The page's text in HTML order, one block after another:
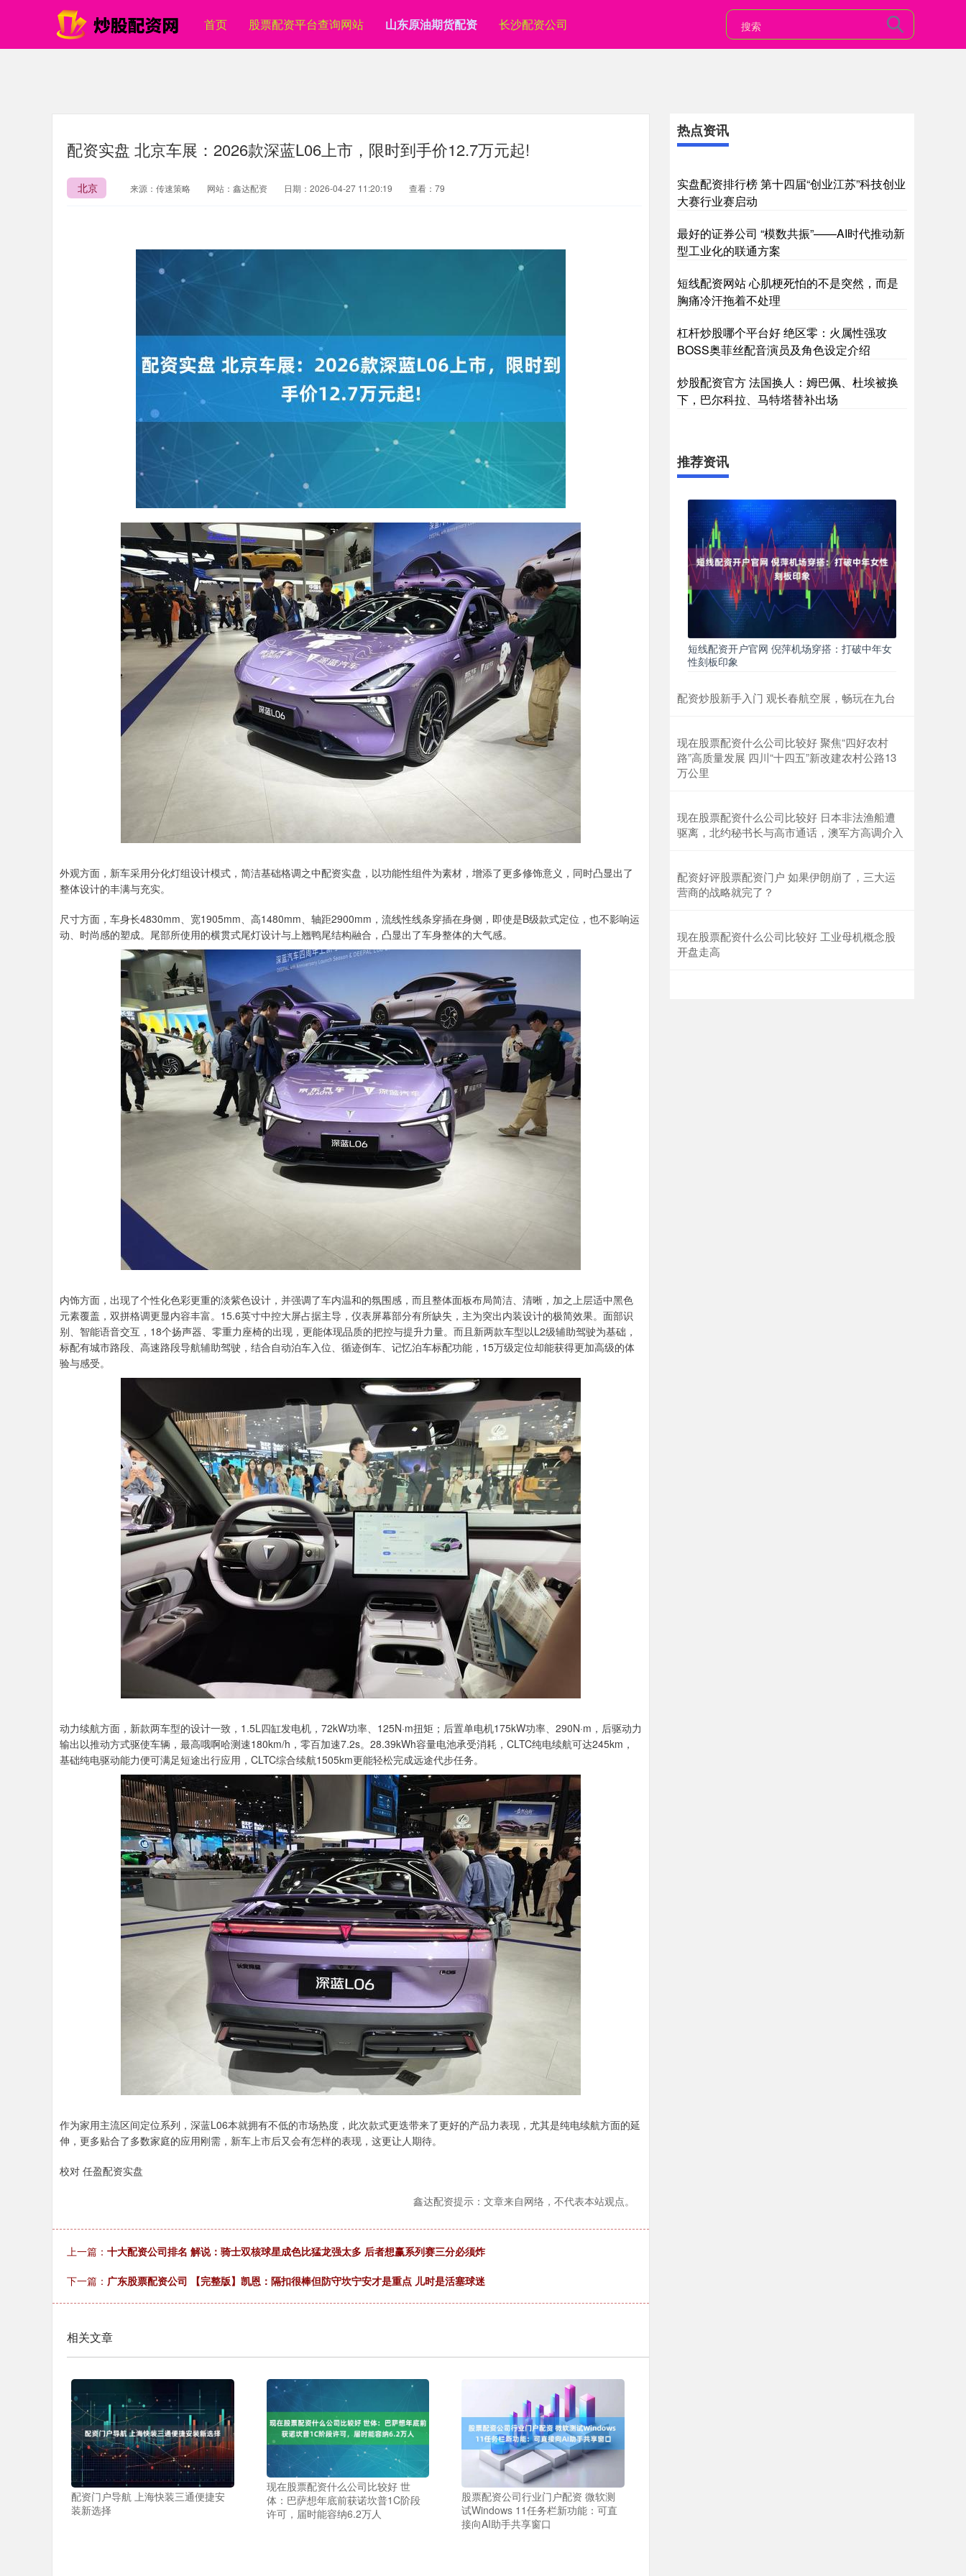
首页 股票配资平台查询网站 山东原油期货配资 长沙配资公司
配资实盘 北京车展：2026款深蓝L06上市，限时到手价12.7万元起!
北京 来源：传速策略 网站：鑫达配资 日期：2026-04-27 11:20:19 查看：79
外观方面，新车采用分化灯组设计模式，简洁基础格调之中配资实盘，以功能性组件为素材，增添了更多修饰意义，同时凸显出了
整体设计的丰满与充实。
尺寸方面，车身长4830mm、宽1905mm、高1480mm、轴距2900mm，流线性线条穿插在身侧，即使是B级款式定位，也不影响运
动、时尚感的塑成。尾部所使用的横贯式尾灯设计与上翘鸭尾结构融合，凸显出了车身整体的大气感。
内饰方面，出现了个性化色彩更重的淡紫色设计，并强调了车内温和的氛围感，而且整体面板布局简洁、清晰，加之上层适中黑色
元素覆盖，双拼格调更显内容丰富。15.6英寸中控大屏占据主导，仪表屏幕部分有所缺失，主为突出内装设计的极简效果。面部识
别、智能语音交互，18个扬声器、零重力座椅的出现，更能体现品质的把控与提升力量。而且新两款车型以L2级辅助驾驶为基础，
标配有城市路段、高速路段导航辅助驾驶，结合自动泊车入位、循迹倒车、记忆泊车标配功能，15万级定位却能获得更加高级的体
验与感受。
动力续航方面，新款两车型的设计一致，1.5L四缸发电机，72kW功率、125N·m扭矩；后置单电机175kW功率、290N·m，后驱动力
输出以推动方式驱使车辆，最高哦啊哈测速180km/h，零百加速7.2s。28.39kWh容量电池承受消耗，CLTC纯电续航可达245km，
基础纯电驱动能力便可满足短途出行应用，CLTC综合续航1505km更能轻松完成远途代步任务。
作为家用主流区间定位系列，深蓝L06本就拥有不低的市场热度，此次款式更迭带来了更好的产品力表现，尤其是纯电续航方面的延
伸，更多贴合了多数家庭的应用刚需，新车上市后又会有怎样的表现，这更让人期待。
校对 任盈配资实盘
鑫达配资提示：文章来自网络，不代表本站观点。
上一篇： 十大配资公司排名 解说：骑士双核球星成色比猛龙强太多 后者想赢系列赛三分必须炸
下一篇： 广东股票配资公司 【完整版】凯恩：隔扣很棒但防守坎宁安才是重点 儿时是活塞球迷
相关文章
配资门户导航 上海快装三通便捷安
装新选择
现在股票配资什么公司比较好 世
体：巴萨想年底前获诺坎普1C阶段
许可，届时能容纳6.2万人
股票配资公司行业门户配资 微软测
试Windows 11任务栏新功能：可直
接向AI助手共享窗口
热点资讯
实盘配资排行榜 第十四届“创业江苏”科技创业
大赛行业赛启动
最好的证券公司 “模数共振”——AI时代推动新
型工业化的联通方案
短线配资网站 心肌梗死怕的不是突然，而是
胸痛冷汗拖着不处理
杠杆炒股哪个平台好 绝区零：火属性强攻
BOSS奥菲丝配音演员及角色设定介绍
炒股配资官方 法国换人：姆巴佩、杜埃被换
下，巴尔科拉、马特塔替补出场
推荐资讯
短线配资开户官网 倪萍机场穿搭：打破中年女
性刻板印象
配资炒股新手入门 观长春航空展，畅玩在九台
现在股票配资什么公司比较好 聚焦“四好农村
路”高质量发展 四川“十四五”新改建农村公路13
万公里
现在股票配资什么公司比较好 日本非法渔船遭
驱离，北约秘书长与高市通话，澳军方高调介入
配资好评股票配资门户 如果伊朗崩了，三大运
营商的战略就完了？
现在股票配资什么公司比较好 工业母机概念股
开盘走高